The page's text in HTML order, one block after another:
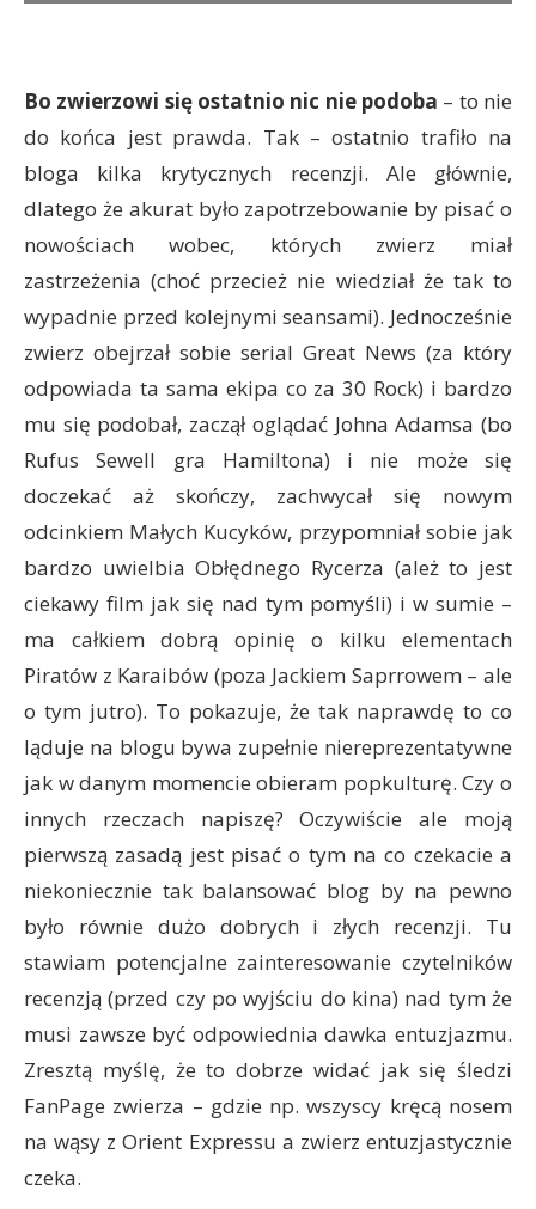
Bo zwierzowi się ostatnio nic nie podoba – to nie
do końca jest prawda. Tak – ostatnio trafiło na
bloga kilka krytycznych recenzji. Ale głównie,
dlatego że akurat było zapotrzebowanie by pisać o
nowościach wobec, których zwierz miał
zastrzeżenia (choć przecież nie wiedział że tak to
wypadnie przed kolejnymi seansami). Jednocześnie
zwierz obejrzał sobie serial Great News (za który
odpowiada ta sama ekipa co za 30 Rock) i bardzo
mu się podobał, zaczął oglądać Johna Adamsa (bo
Rufus Sewell gra Hamiltona) i nie może się
doczekać aż skończy, zachwycał się nowym
odcinkiem Małych Kucyków, przypomniał sobie jak
bardzo uwielbia Obłędnego Rycerza (ależ to jest
ciekawy film jak się nad tym pomyśli) i w sumie –
ma całkiem dobrą opinię o kilku elementach
Piratów z Karaibów (poza Jackiem Saprrowem – ale
o tym jutro). To pokazuje, że tak naprawdę to co
ląduje na blogu bywa zupełnie niereprezentatywne
jak w danym momencie obieram popkulturę. Czy o
innych rzeczach napiszę? Oczywiście ale moją
pierwszą zasadą jest pisać o tym na co czekacie a
niekoniecznie tak balansować blog by na pewno
było równie dużo dobrych i złych recenzji. Tu
stawiam potencjalne zainteresowanie czytelników
recenzją (przed czy po wyjściu do kina) nad tym że
musi zawsze być odpowiednia dawka entuzjazmu.
Zresztą myślę, że to dobrze widać jak się śledzi
FanPage zwierza – gdzie np. wszyscy kręcą nosem
na wąsy z Orient Expressu a zwierz entuzjastycznie
czeka.